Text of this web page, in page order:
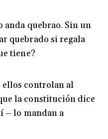
anda quebrao. Sin un
quebrado si regala
tiene?
ellos controlan al
la constitución dice
– lo mandan a